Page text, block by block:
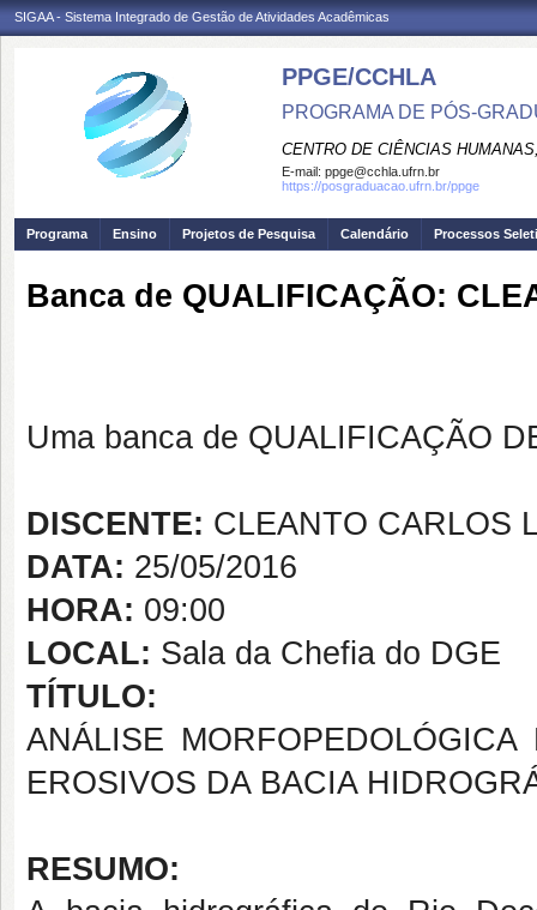
SIGAA - Sistema Integrado de Gestão de Atividades Acadêmicas
PPGE/CCHLA
PROGRAMA DE PÓS-
CENTRO DE CIÊNCIAS
E-mail: ppge@cchla.ufrn.br
https://posgraduacao.ufrn.br/ppge
Programa Ensino Projetos de Pesquisa Calendário Processos
Banca de QUALIFICAÇÃO:
Uma banca de QUALIFICAÇÃO
DISCENTE: CLEANTO CARLOS
DATA: 25/05/2016
HORA: 09:00
LOCAL: Sala da Chefia do DGE
TÍTULO:
ANÁLISE
EROSIVOS DA BACIA
RESUMO: